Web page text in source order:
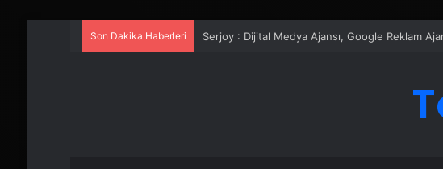
Son Dakika Haberleri UETDS Nedir ? Uetds.com İle Akıllı Dijital